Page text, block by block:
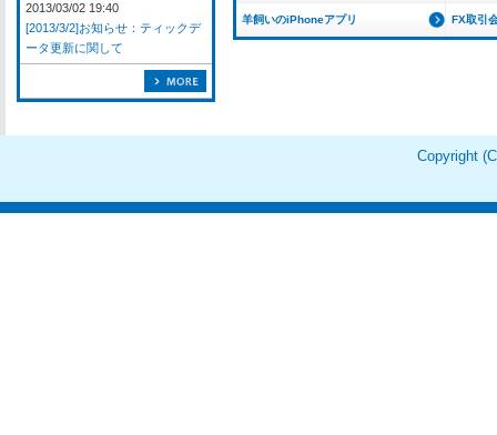
羊飼いのiPhoneアプリ FX取引
2013/03/02 19:40
[2013/3/2]お知らせ：ティックデ
ータ更新に関して
Copyright